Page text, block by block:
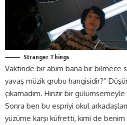
Stranger Things
Vaktinde bir abim bana bir bilmece
yavaş müzik grubu hangisidir?”
çıkamadım. Hınzır bir
Sonra ben bu espriyi okul
yüzüme karşı küfretti, kimi de